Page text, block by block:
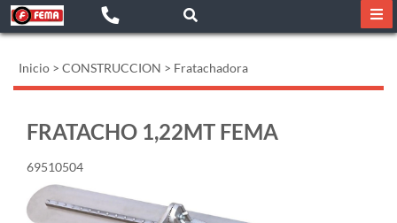
Inicio > CONSTRUCCION > Fratachadora
FRATACHO 1,22MT FEMA
69510504